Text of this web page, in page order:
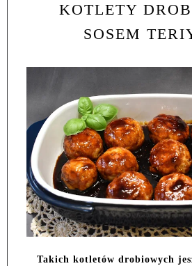
KOTLETY
SOSEM
Takich kotletów drobiowych